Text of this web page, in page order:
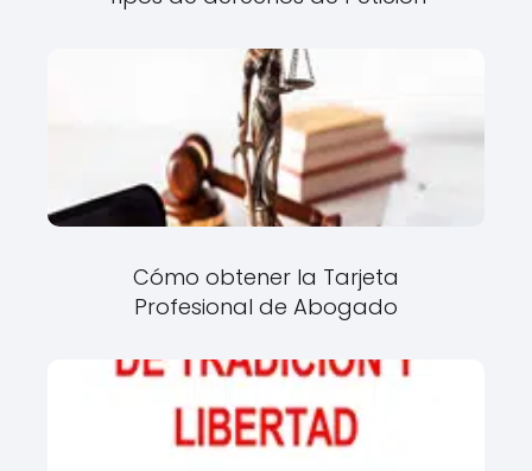
Cómo obtener la Tarjeta
Profesional de Abogado